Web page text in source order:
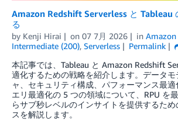
Amazon Redshift Serverless と Tableau
る
by Kenji Hirai on 07 7月 2026 in
Intermediate (200), Serverless Permalink
本記事では、Tableau と Amazon Redshift
適化するための戦略を紹介します。データ
ャ、セキュリティ構成、パフォーマンス最
エリ最適化の 5 つの領域について、RPU を
らサブ秒レベルのインサイトを提供するた
スを解説します。